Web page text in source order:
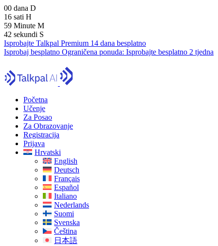
00 dana D
16 sati H
59 Minute M
41 sekundi S
Isprobajte Talkpal Premium 14 dana besplatno
Isprobaj besplatno Ograničena ponuda: Isprobajte besplatno 2 tjedna
Početna
Učenje
Za Posao
Za Obrazovanje
Registracija
Prijava
Hrvatski
English
Deutsch
Français
Español
Italiano
Nederlands
Suomi
Svenska
Čeština
日本語